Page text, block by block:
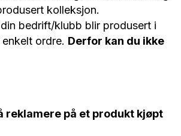
kolleksjon.
bedrift/klubb blir produsert i
ordre. Derfor kan du ikke
reklamere på et produkt kjøpt